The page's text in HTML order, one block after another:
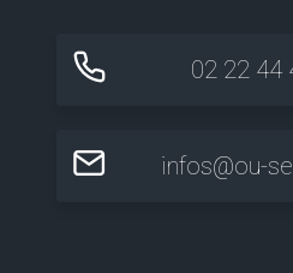
02 22 44
infos@ou-